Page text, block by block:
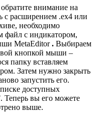
внимание на
с расширением .ex4 или
необходимо
файл с индикатором,
MetaEditor. Выбираем
кнопкой мыши –
папку вставляем
Затем нужно закрыть
запустить его.
доступных
Теперь вы его можете
выше.